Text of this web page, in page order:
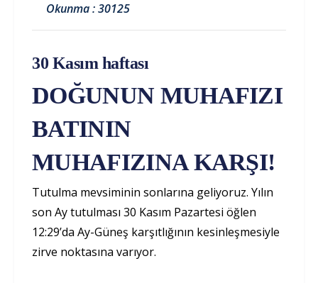
Okunma : 30125
30 Kasım haftası
DOĞUNUN MUHAFIZI
BATININ
MUHAFIZINA KARŞI!
Tutulma mevsiminin sonlarına geliyoruz. Yılın
son Ay tutulması 30 Kasım Pazartesi öğlen
12:29’da Ay-Güneş karşıtlığının kesinleşmesiyle
zirve noktasına varıyor.